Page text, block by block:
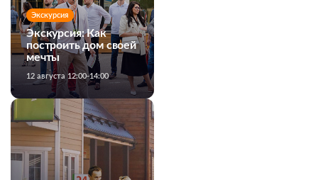
Экскурсия
Экскурсия: Как
построить дом своей
мечты
12 августа 12:00-14:00